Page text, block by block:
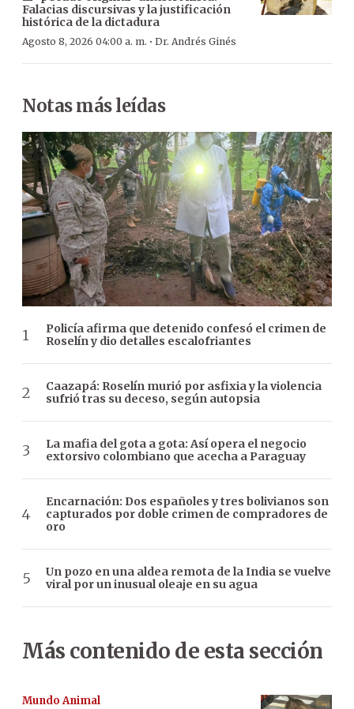
Falacias discursivas y la justificación
histórica de la dictadura
Agosto 8, 2026 04:00 a. m. · Dr. Andrés Ginés
Notas más leídas
Policía afirma que detenido confesó el crimen de
Roselín y dio detalles escalofriantes
Caazapá: Roselín murió por asfixia y la violencia
sufrió tras su deceso, según autopsia
La mafia del gota a gota: Así opera el negocio
extorsivo colombiano que acecha a Paraguay
Encarnación: Dos españoles y tres bolivianos son
capturados por doble crimen de compradores de
oro
Un pozo en una aldea remota de la India se vuelve
viral por un inusual oleaje en su agua
Más contenido de esta sección
Mundo Animal